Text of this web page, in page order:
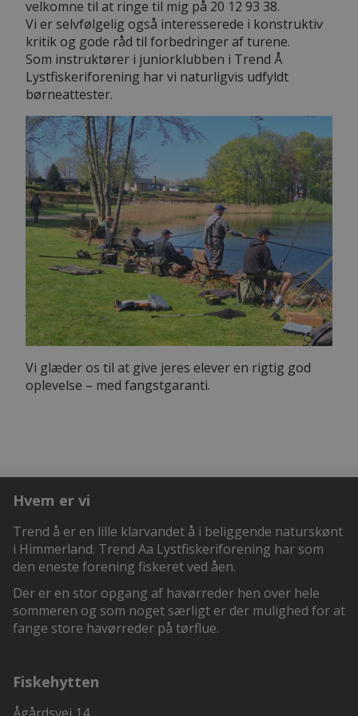
velkomne til at ringe til mig på 20 12 93 38.
Vi er selvfølgelig også interesserede i konstruktiv
kritik og gode råd til forbedringer af turene.
Som instruktører i juniorklubben i Trend Å
Lystfiskeriforening har vi naturligvis udfyldt
børneattester.
Vi glæder os til at give jeres elever en rigtig god
oplevelse – med fangstgaranti.
Hvem er vi
Trend å er en lille klarvandet å i beliggende naturskønt
i Himmerland. Trend Aa Lystfiskeriforening har som
den eneste forening fiskeret ved åen.
Der er en stor opgang af havørreder hen over hele
sommeren og som noget særligt er der mulighed for at
fange store havørreder på tørflue.
Fiskehytten